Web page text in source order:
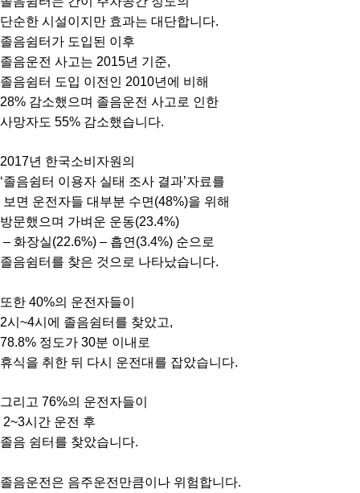
단순한 시설이지만 효과는 대단합니다.
졸음쉼터가 도입된 이후
졸음운전 사고는 2015년 기준,
졸음쉼터 도입 이전인 2010년에 비해
28% 감소했으며 졸음운전 사고로 인한
사망자도 55% 감소했습니다.
2017년 한국소비자원의
‘졸음쉼터 이용자 실태 조사 결과’자료를
보면 운전자들 대부분 수면(48%)을 위해
방문했으며 가벼운 운동(23.4%)
– 화장실(22.6%) – 흡연(3.4%) 순으로
졸음쉼터를 찾은 것으로 나타났습니다.
또한 40%의 운전자들이
2시~4시에 졸음쉼터를 찾았고,
78.8% 정도가 30분 이내로
휴식을 취한 뒤 다시 운전대를 잡았습니다.
그리고 76%의 운전자들이
2~3시간 운전 후
졸음 쉼터를 찾았습니다.
졸음운전은 음주운전만큼이나 위험합니다.